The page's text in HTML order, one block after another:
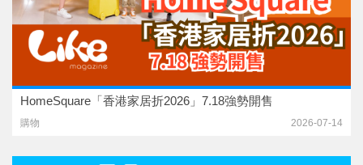
HomeSquare「香港家居折2026」7.18強勢開售
購物 2026-07-14